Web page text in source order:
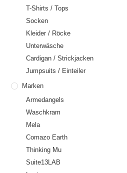
T-Shirts / Tops
Socken
Kleider / Röcke
Unterwäsche
Cardigan / Strickjacken
Jumpsuits / Einteiler
Marken
Armedangels
Waschkram
Mela
Comazo Earth
Thinking Mu
Suite13LAB